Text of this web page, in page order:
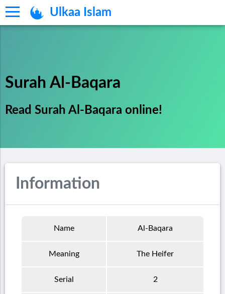
Ulkaa Islam
Surah Al-Baqara
Read Surah Al-Baqara online!
Information
Name Al-Baqara
Meaning The Heifer
Serial 2